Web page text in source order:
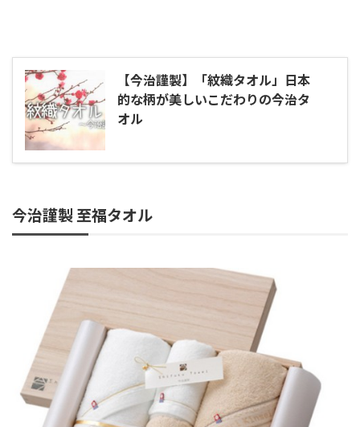
【今治謹製】「紋織タオル」日本
的な柄が美しいこだわりの今治タ
オル
今治謹製 至福タオル